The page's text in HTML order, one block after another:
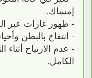
إمساك.
- ظهور غازات عبر
- انتفاخ بالبطن
- عدم الارتياح
الكامل.